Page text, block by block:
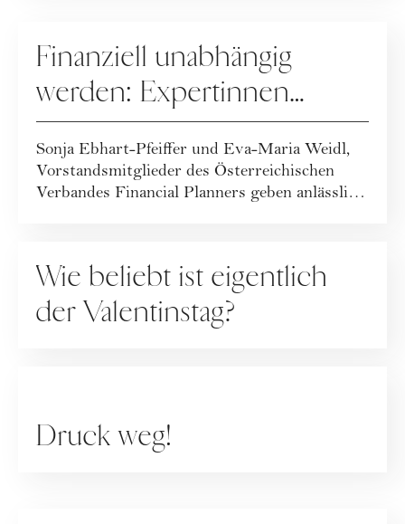
Finanziell unabhängig
werden: Expertinnen
zeigen, wie
Sonja Ebhart-Pfeiffer und Eva-Maria Weidl,
Vorstandsmitglieder des Österreichischen
Verbandes Financial Planners geben anlässlich
Wie beliebt ist eigentlich
der Valentinstag?
Druck weg!